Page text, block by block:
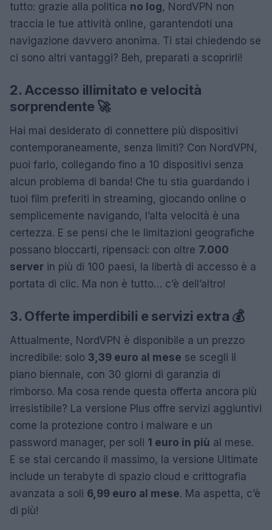
tutto: grazie alla politica no log, NordVPN non
traccia le tue attività online, garantendoti una
navigazione davvero anonima. Ti stai chiedendo se
ci sono altri vantaggi? Beh, preparati a scoprirli!
2. Accesso illimitato e velocità
sorprendente 🚀
Hai mai desiderato di connettere più dispositivi
contemporaneamente, senza limiti? Con NordVPN,
puoi farlo, collegando fino a 10 dispositivi senza
alcun problema di banda! Che tu stia guardando i
tuoi film preferiti in streaming, giocando online o
semplicemente navigando, l’alta velocità è una
certezza. E se pensi che le limitazioni geografiche
possano bloccarti, ripensaci: con oltre 7.000
server in più di 100 paesi, la libertà di accesso è a
portata di clic. Ma non è tutto… c’è dell’altro!
3. Offerte imperdibili e servizi extra 💰
Attualmente, NordVPN è disponibile a un prezzo
incredibile: solo 3,39 euro al mese se scegli il
piano biennale, con 30 giorni di garanzia di
rimborso. Ma cosa rende questa offerta ancora più
irresistibile? La versione Plus offre servizi aggiuntivi
come la protezione contro i malware e un
password manager, per soli 1 euro in più al mese.
E se stai cercando il massimo, la versione Ultimate
include un terabyte di spazio cloud e crittografia
avanzata a soli 6,99 euro al mese. Ma aspetta, c’è
di più!